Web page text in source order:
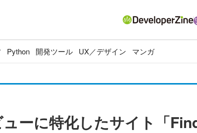
Python 開発ツール UX／デザイン マンガ
ーに特化したサイト「